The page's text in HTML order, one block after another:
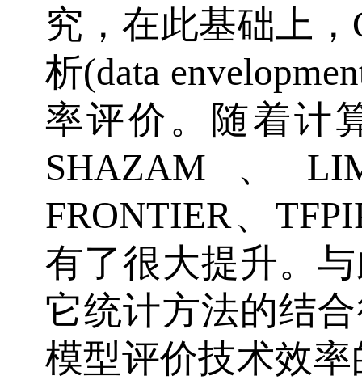
究，在此基础上，
析(data
率评价。随着计
SHAZAM、
FRONTIER、
有了很大提升。
它统计方法的结
模型评价技术效